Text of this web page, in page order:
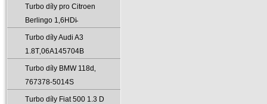
Turbo díly pro Citroen
Berlingo 1‚6HDi̵
Turbo díly Audi A3
1.8T‚06A145704B
Turbo díly BMW 118d‚
767378-5014S
Turbo díly Fiat 500 1.3 D